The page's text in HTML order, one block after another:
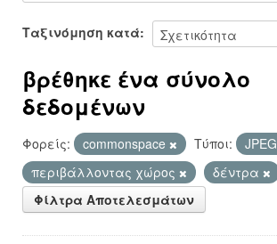
Ταξινόμηση κατά
βρέθηκε ένα σύνολο
δεδομένων
Φορείς: commonspace Τύποι: JPEG
περιβάλλοντας χώρος
δέντρα
Φίλτρα Αποτελεσμάτων